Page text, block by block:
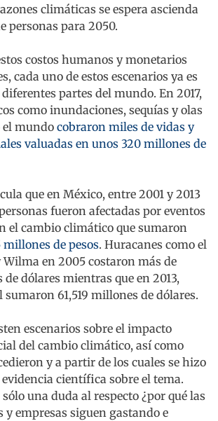
climáticas se espera ascienda
personas para 2050.
costos humanos y monetarios
cada uno de estos escenarios ya es
partes del mundo. En 2017,
como inundaciones, sequías y olas
el mundocobraron miles de vidas y
valuadas en unos 320 millones de
que en México, entre 2001 y 2013
fueron afectadas por eventos
el cambio climático que sumaron
millones de pesos. Huracanes como el
Wilma en 2005 costaron más de
dólares mientras que en 2013,
61,519 millones de dólares.
escenarios sobre el impacto
del cambio climático, así como
y a partir de los cuales se hizo
científica sobre el tema.
una duda al respecto ¿por qué las
y empresas siguen gastando e